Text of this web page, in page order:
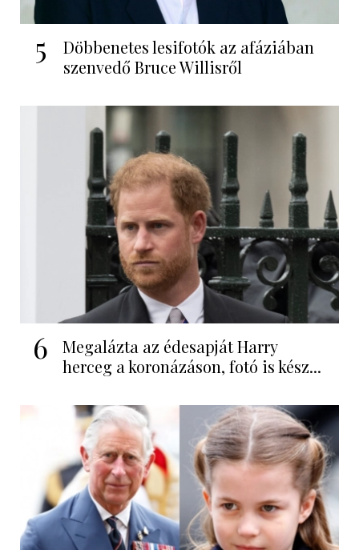
5
Döbbenetes lesifotók az afáziában
szenvedő Bruce Willisről
6
Megalázta az édesapját Harry
herceg a koronázáson, fotó is kész...